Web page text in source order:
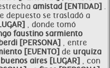
amistad [ENTIDAD] .
depuesto se trasladó a
, donde tomó
faustino sarmiento
[PERSONA] , entre
[EVENTO] de urquiza
buenos aires [LUGAR] , con